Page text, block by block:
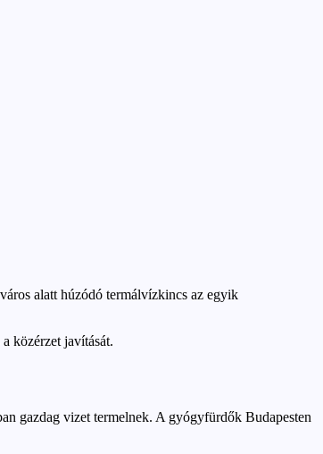
alatt húzódó termálvízkincs az egyik
közérzet javítását.
gazdag vizet termelnek. A gyógyfürdők Budapesten